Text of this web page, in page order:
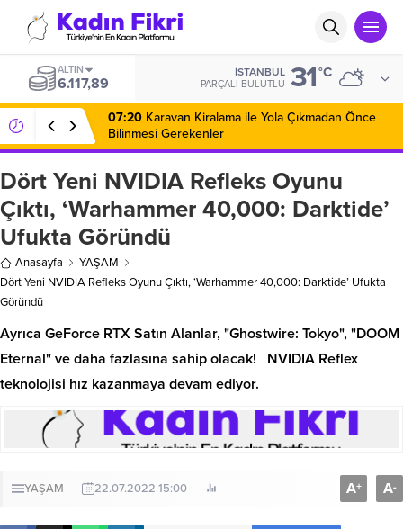
ALTIN
6.117,89
İSTANBUL
PARÇALI BULUTLU 31°C
07:20 Karavan Kiralama ile Yola Çıkmadan Önce
Bilinmesi Gerekenler
Dört Yeni NVIDIA Refleks Oyunu
Çıktı, ‘Warhammer 40,000: Darktide’
Ufukta Göründü
Anasayfa
YAŞAM
Dört Yeni NVIDIA Refleks Oyunu Çıktı, ‘Warhammer 40,000: Darktide’ Ufukta
Göründü
Ayrıca GeForce RTX Satın Alanlar, "Ghostwire: Tokyo", "DOOM
Eternal" ve daha fazlasına sahip olacak! NVIDIA Reflex
teknolojisi hız kazanmaya devam ediyor.
YAŞAM 22.07.2022 15:00 A+ A-